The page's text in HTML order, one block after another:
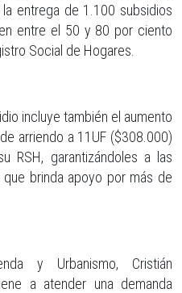
entrega de 1.100 subsidios
entre el 50 y 80 por ciento
Social de Hogares.
incluye también el aumento
arriendo a 11UF ($308.000)
RSH, garantizándoles a las
brinda apoyo por más de
y Urbanismo, Cristián
a atender una demanda